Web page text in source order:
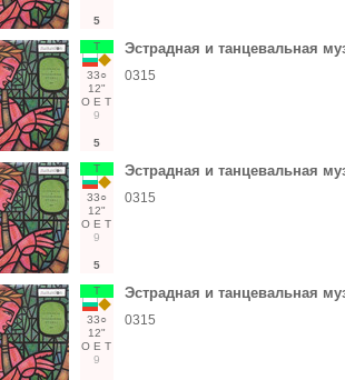
5
Т
33○
12"
О Е Т
9
5
Эстрадная и танцевальная
0315
Т
33○
12"
О Е Т
9
5
Эстрадная и танцевальная
0315
Т
33○
12"
О Е Т
9
Эстрадная и танцевальная
0315